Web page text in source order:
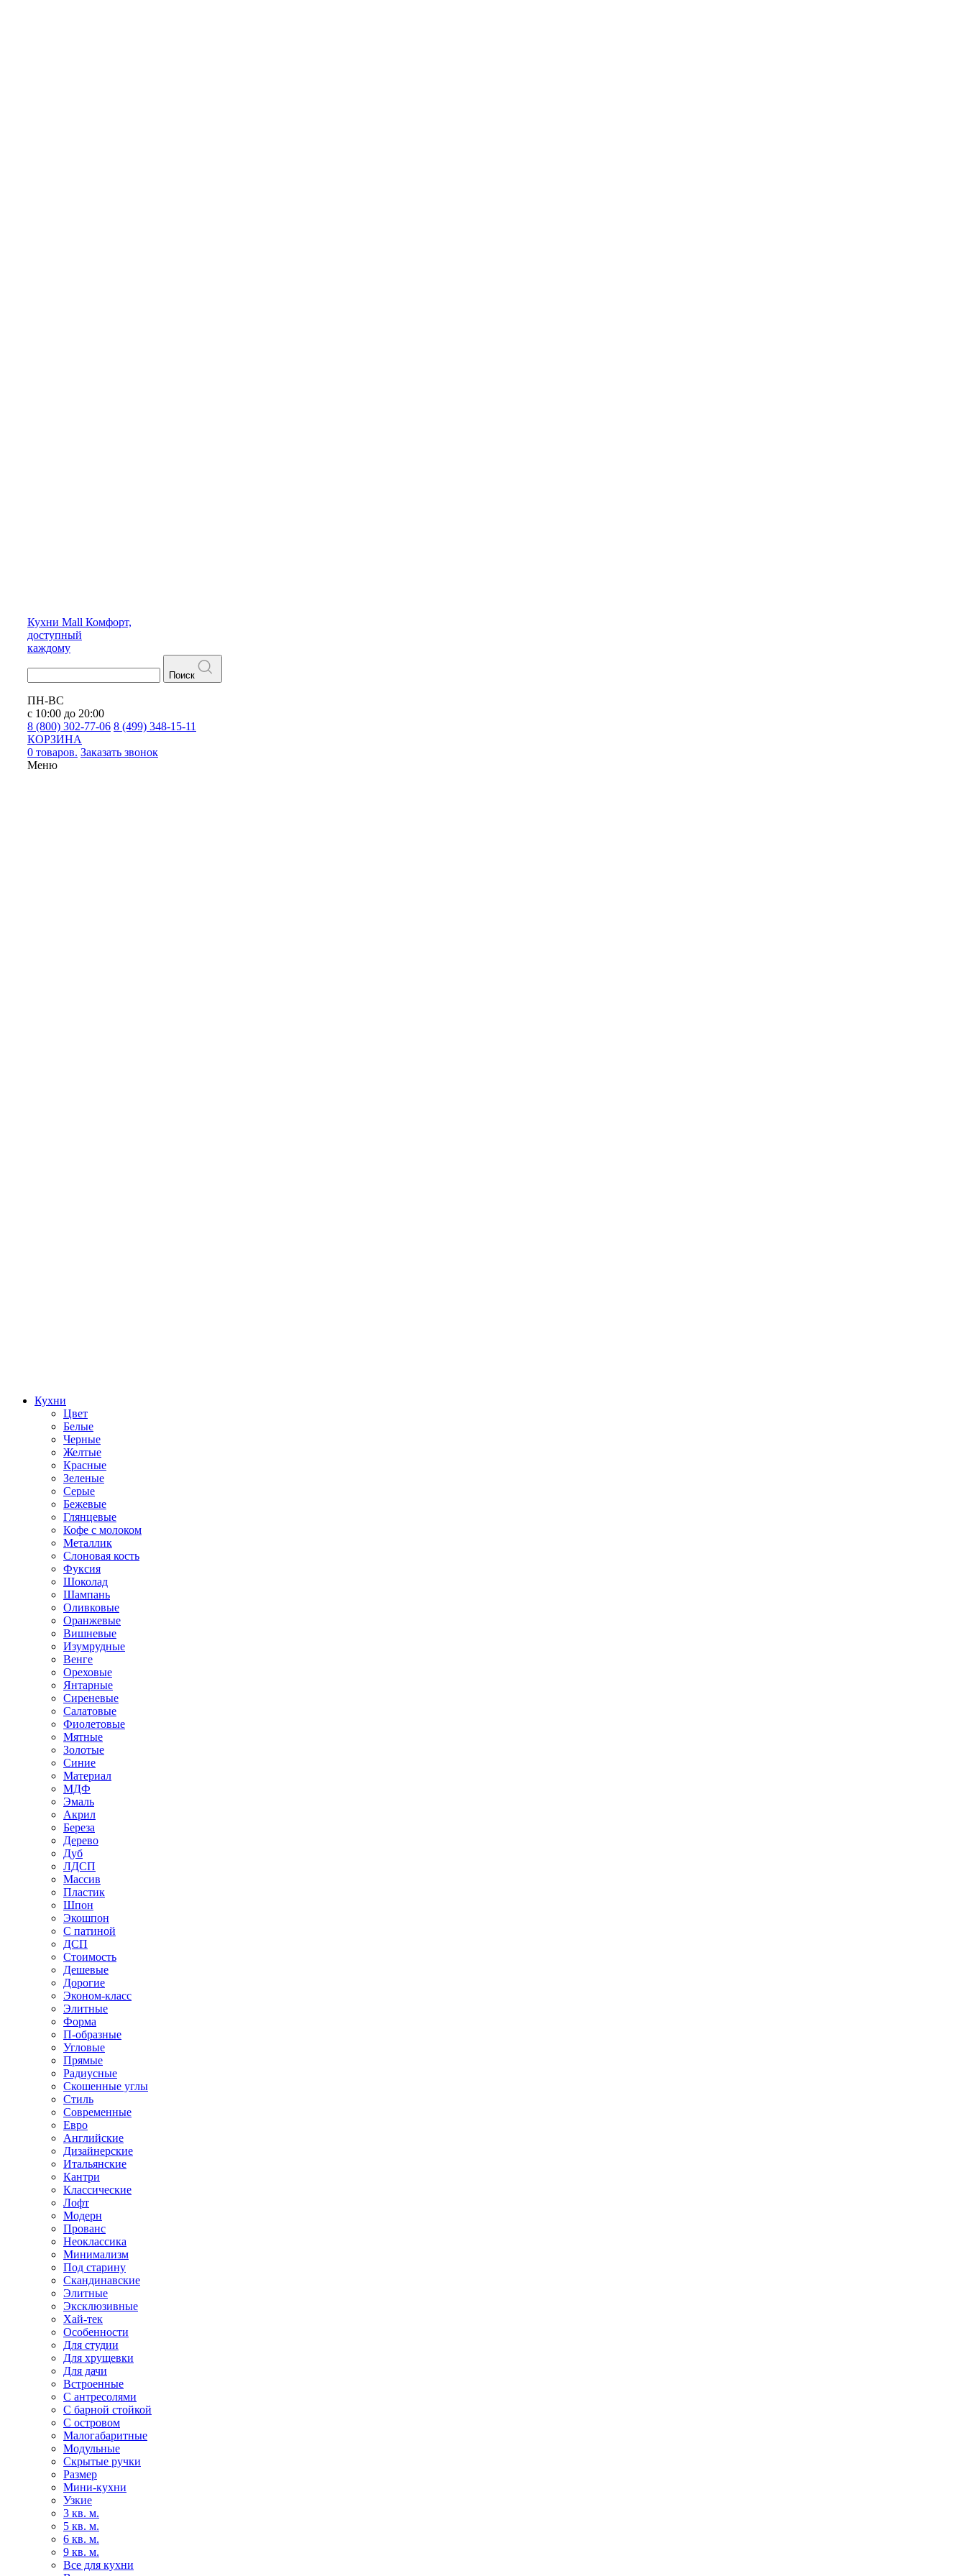
Кухни Mall Комфорт,
доступный
каждому
Поиск
ПН-ВС
с 10:00 до 20:00
8 (800) 302-77-06 8 (499) 348-15-11
КОРЗИНА
0 товаров. Заказать звонок
Меню
Кухни
Цвет
Белые
Черные
Желтые
Красные
Зеленые
Серые
Бежевые
Глянцевые
Кофе с молоком
Металлик
Слоновая кость
Фуксия
Шоколад
Шампань
Оливковые
Оранжевые
Вишневые
Изумрудные
Венге
Ореховые
Янтарные
Сиреневые
Салатовые
Фиолетовые
Мятные
Золотые
Синие
Материал
МДФ
Эмаль
Акрил
Береза
Дерево
Дуб
ЛДСП
Массив
Пластик
Шпон
Экошпон
С патиной
ДСП
Стоимость
Дешевые
Дорогие
Эконом-класс
Элитные
Форма
П-образные
Угловые
Прямые
Радиусные
Скошенные углы
Стиль
Современные
Евро
Английские
Дизайнерские
Итальянские
Кантри
Классические
Лофт
Модерн
Прованс
Неоклассика
Минимализм
Под старину
Скандинавские
Элитные
Эксклюзивные
Хай-тек
Особенности
Для студии
Для хрущевки
Для дачи
Встроенные
С антресолями
С барной стойкой
С островом
Малогабаритные
Модульные
Скрытые ручки
Размер
Мини-кухни
Узкие
3 кв. м.
5 кв. м.
6 кв. м.
9 кв. м.
Все для кухни